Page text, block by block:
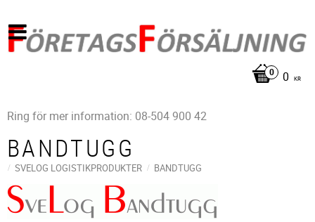
0 KR
Ring för mer information: 08-504 900 42
BANDTUGG
SVELOG LOGISTIKPRODUKTER BANDTUGG